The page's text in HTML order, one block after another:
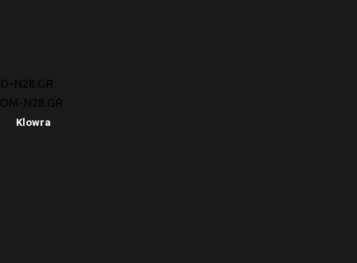
D-N28.GR
OM-N28.GR
Klowra